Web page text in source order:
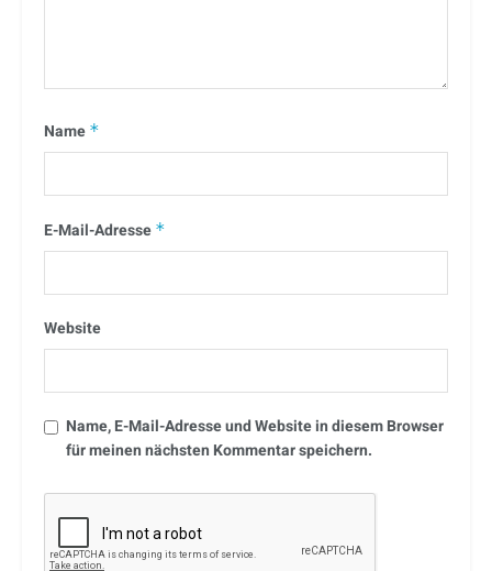
Name *
E-Mail-Adresse *
Website
Name, E-Mail-Adresse und Website in diesem Browser
für meinen nächsten Kommentar speichern.